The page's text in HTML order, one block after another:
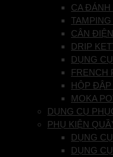
CA ĐÁNH
TAMPING
CÂN
DRIP
DỤNG
FRENCH
HỘP ĐẬP
MOKA
DỤNG CỤ
PHỤ KIỆN
DỤNG
DỤNG